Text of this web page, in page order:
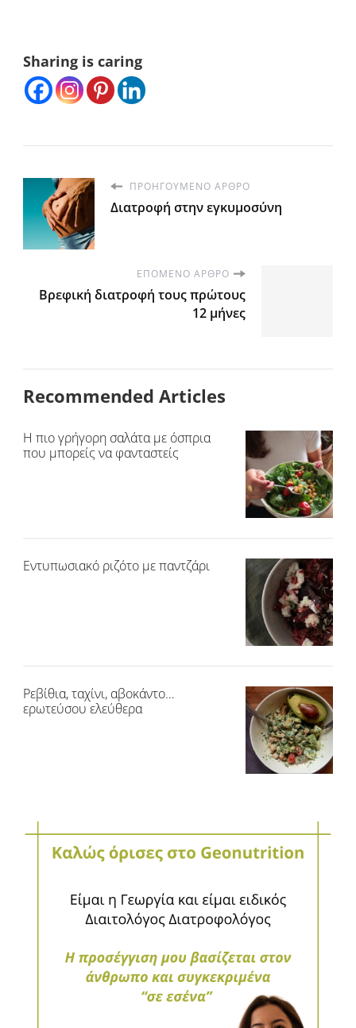
Sharing is caring
ΠΡΟΗΓΟΎΜΕΝΟ ΆΡΘΡΟ
Διατροφή στην εγκυμοσύνη
ΕΠΌΜΕΝΟ ΆΡΘΡΟ
Βρεφική διατροφή τους πρώτους
12 μήνες
Recommended Articles
Η πιο γρήγορη σαλάτα με όσπρια
που μπορείς να φανταστείς
Εντυπωσιακό ριζότο με παντζάρι
Ρεβίθια, ταχίνι, αβοκάντο…
ερωτεύσου ελεύθερα